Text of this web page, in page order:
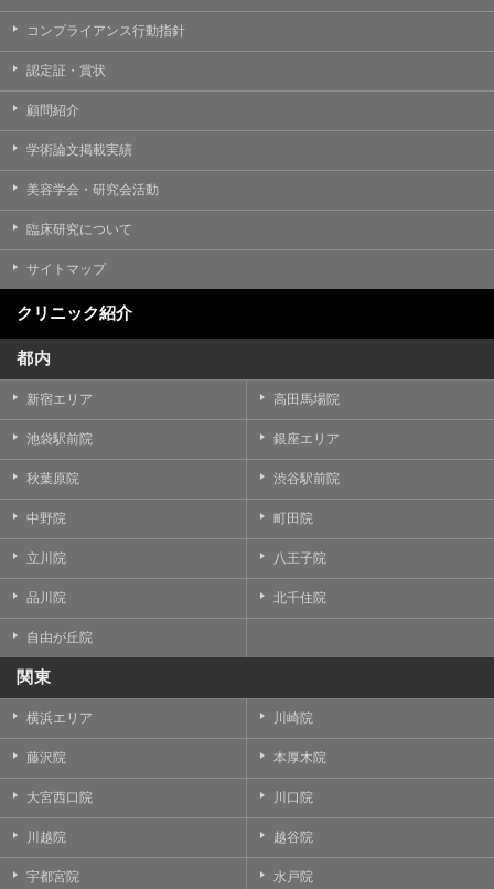
コンプライアンス行動指針
認定証・賞状
顧問紹介
学術論文掲載実績
美容学会・研究会活動
臨床研究について
サイトマップ
クリニック紹介
都内
新宿エリア 高田馬場院
池袋駅前院 銀座エリア
秋葉原院 渋谷駅前院
中野院 町田院
立川院 八王子院
品川院 北千住院
自由が丘院
関東
横浜エリア 川崎院
藤沢院 本厚木院
大宮西口院 川口院
川越院 越谷院
宇都宮院 水戸院